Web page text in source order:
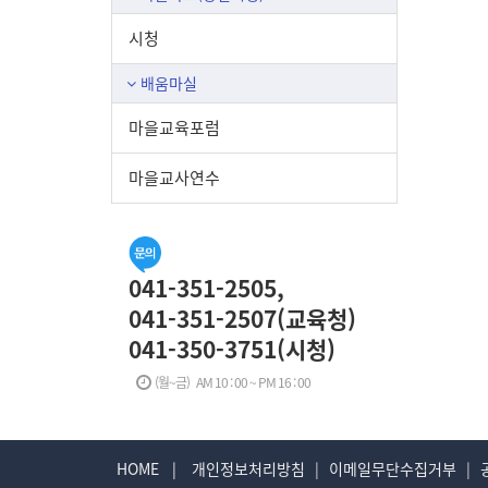
시청
배움마실
마을교육포럼
마을교사연수
041-351-2505,
041-351-2507(교육청)
041-350-3751(시청)
(월~금) AM 10 : 00 ~ PM 16 : 00
HOME | 개인정보처리방침 | 이메일무단수집거부 |